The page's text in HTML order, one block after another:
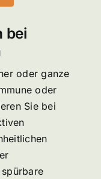
bei
oder ganze
oder
Sie bei